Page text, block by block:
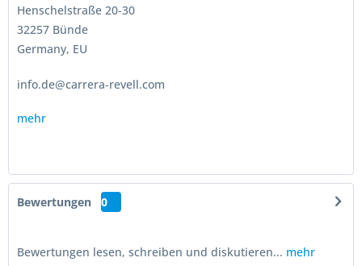
Henschelstraße 20-30
32257 Bünde
Germany, EU
info.de@carrera-revell.com
mehr
Bewertungen 0
Bewertungen lesen, schreiben und diskutieren... mehr